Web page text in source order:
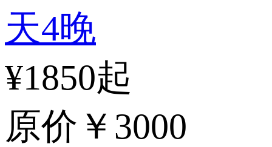
天4晚
¥1850起
原价 ￥3000